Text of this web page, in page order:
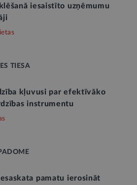
iesaistīto uzņēmumu
TIESA
kļuvusi par efektīvāko
instrumentu
pamatu ierosināt